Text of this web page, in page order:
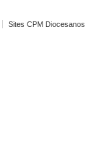
Sites CPM Diocesanos